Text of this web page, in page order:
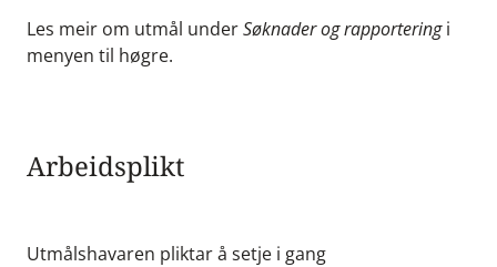
Les meir om utmål underSøknader og rapporteringi
menyen til høgre.
Arbeidsplikt
Utmålshavaren pliktar å setje i gang